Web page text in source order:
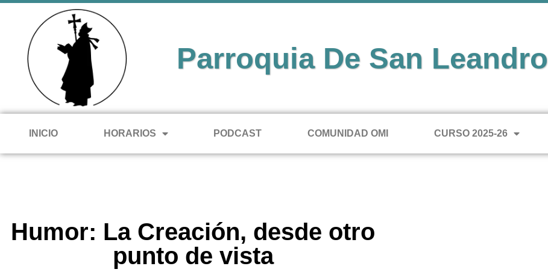
Parroquia De San Leandro
INICIO HORARIOS PODCAST COMUNIDAD OMI CURSO 2025-26
Humor: La Creación, desde otro
punto de vista